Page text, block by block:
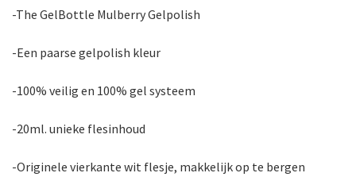
-The GelBottle Mulberry Gelpolish
-Een paarse gelpolish kleur
-100% veilig en 100% gel systeem
-20ml. unieke flesinhoud
-Originele vierkante wit flesje, makkelijk op te bergen